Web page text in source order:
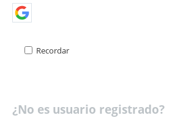
Recordar
¿No es usuario registrado?